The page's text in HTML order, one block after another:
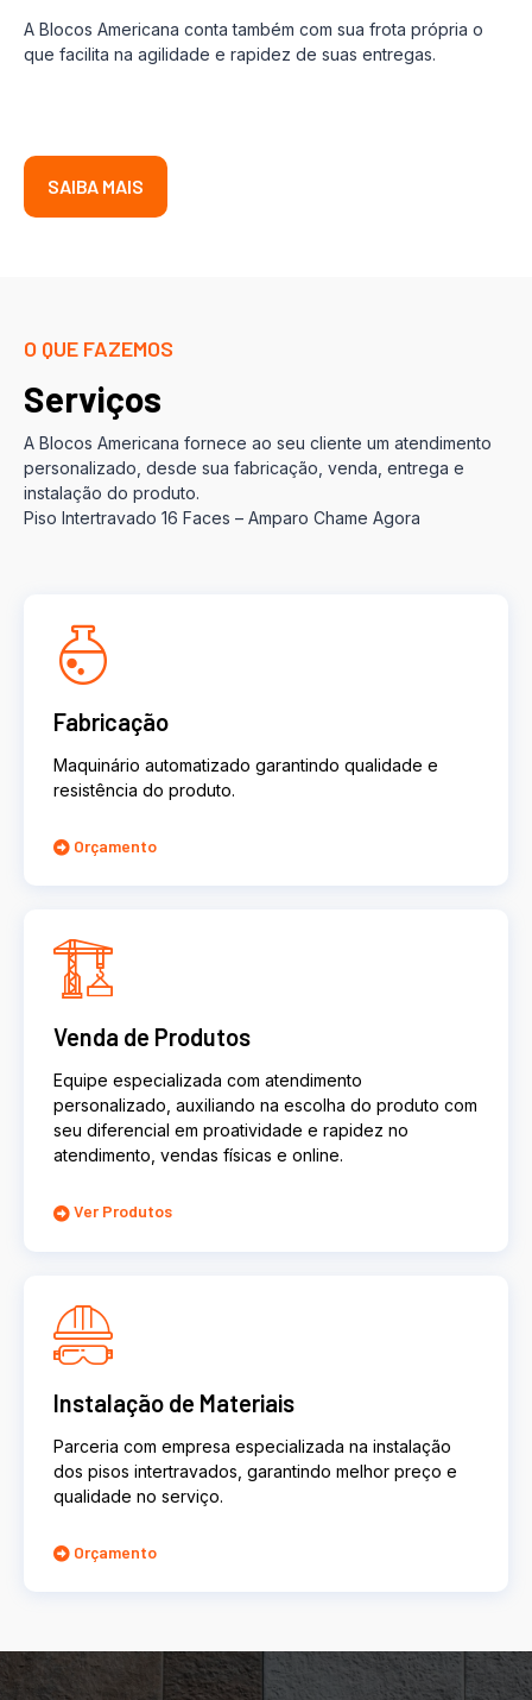
A Blocos Americana conta também com sua frota própria o
que facilita na agilidade e rapidez de suas entregas.
SAIBA MAIS
O QUE FAZEMOS
Serviços
A Blocos Americana fornece ao seu cliente um atendimento
personalizado, desde sua fabricação, venda, entrega e
instalação do produto.
Piso Intertravado 16 Faces – Amparo Chame Agora
Fabricação
Maquinário automatizado garantindo qualidade e
resistência do produto.
Orçamento
Venda de Produtos
Equipe especializada com atendimento
personalizado, auxiliando na escolha do produto com
seu diferencial em proatividade e rapidez no
atendimento, vendas físicas e online.
Ver Produtos
Instalação de Materiais
Parceria com empresa especializada na instalação
dos pisos intertravados, garantindo melhor preço e
qualidade no serviço.
Orçamento